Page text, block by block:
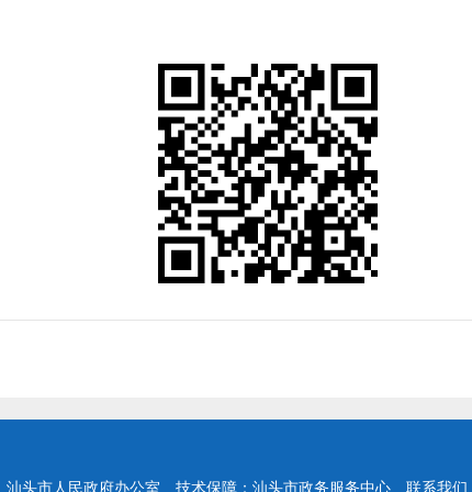
汕头市人民政府办公室 技术保障：汕头市政务服务中心 联系我们